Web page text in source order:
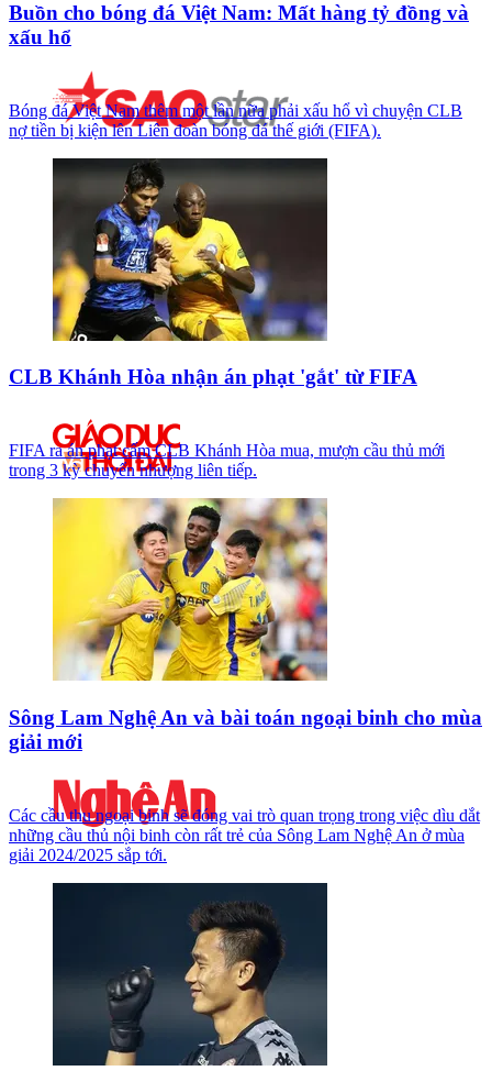
Buồn cho bóng đá Việt Nam: Mất hàng tỷ đồng và
xấu hổ
Bóng đá Việt Nam thêm một lần nữa phải xấu hổ vì chuyện CLB
nợ tiền bị kiện lên Liên đoàn bóng đá thế giới (FIFA).
CLB Khánh Hòa nhận án phạt 'gắt' từ FIFA
FIFA ra án phạt cấm CLB Khánh Hòa mua, mượn cầu thủ mới
trong 3 kỳ chuyển nhượng liên tiếp.
Sông Lam Nghệ An và bài toán ngoại binh cho mùa
giải mới
Các cầu thu ngoại binh sẽ đóng vai trò quan trọng trong việc dìu dắt
những cầu thủ nội binh còn rất trẻ của Sông Lam Nghệ An ở mùa
giải 2024/2025 sắp tới.